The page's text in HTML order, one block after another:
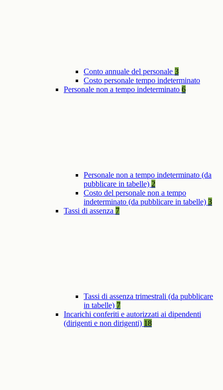
Conto annuale del personale 3
Costo personale tempo indeterminato
Personale non a tempo indeterminato 6
Personale non a tempo indeterminato (da
pubblicare in tabelle) 2
Costo del personale non a tempo
indeterminato (da pubblicare in tabelle) 3
Tassi di assenza 7
Tassi di assenza trimestrali (da pubblicare
in tabelle) 7
Incarichi conferiti e autorizzati ai dipendenti
(dirigenti e non dirigenti) 18